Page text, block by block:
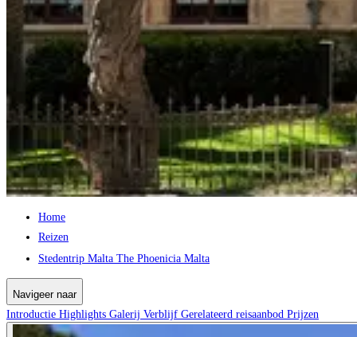
Home
Reizen
Stedentrip Malta The Phoenicia Malta
Navigeer naar
Introductie Highlights Galerij Verblijf Gerelateerd reisaanbod Prijzen